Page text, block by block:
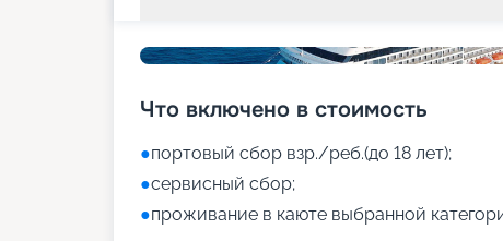
Что включено в стоимость
●портовый сбор взр./реб.(до 18 лет);
●сервисный сбор;
●проживание в каюте выбранной